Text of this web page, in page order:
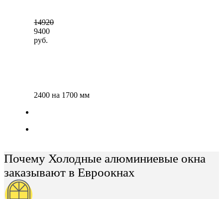
14920
9400
руб.
2400 на 1700 мм
Почему Холодные алюминиевые окна
заказывают в Евроокнах